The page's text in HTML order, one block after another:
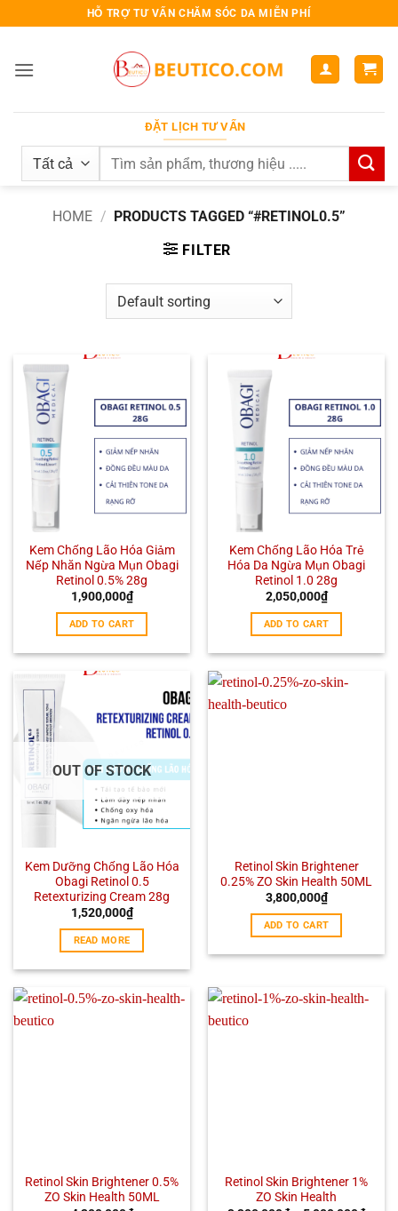
qua
dung
HỖ TRỢ TƯ VẤN CHĂM SÓC DA MIỄN PHÍ
ĐẶT LỊCH TƯ VẤN
Search
HOME / PRODUCTS TAGGED “#RETINOL0.5”
FILTER
Kem Chống Lão Hóa Giảm
Nếp Nhăn Ngừa Mụn Obagi
Retinol 0.5% 28g
1,900,000₫
ADD TO CART
Kem Chống Lão Hóa Trẻ
Hóa Da Ngừa Mụn Obagi
Retinol 1.0 28g
2,050,000₫
ADD TO CART
OUT OF STOCK
Kem Dưỡng Chống Lão Hóa
Obagi Retinol 0.5
Retexturizing Cream 28g
1,520,000₫
READ MORE
Retinol Skin Brightener
0.25% ZO Skin Health 50ML
3,800,000₫
ADD TO CART
Retinol Skin Brightener 0.5%
ZO Skin Health 50ML
Retinol Skin Brightener 1%
ZO Skin Health